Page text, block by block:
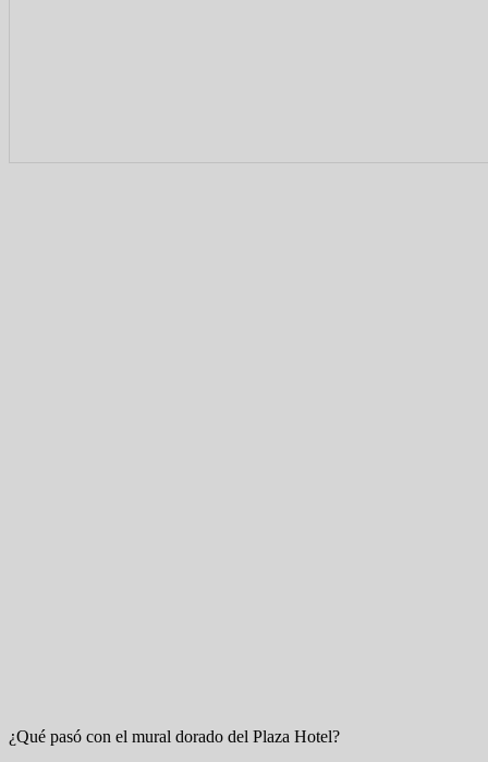
¿Qué pasó con el mural dorado del Plaza Hotel?